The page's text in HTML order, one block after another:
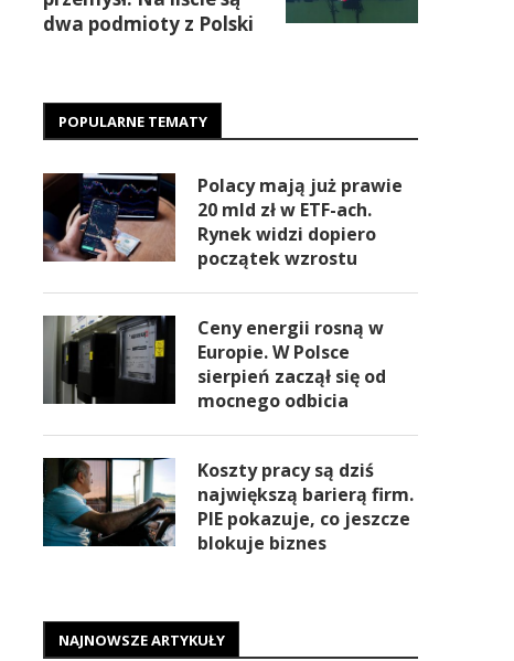
dwa podmioty z Polski
POPULARNE TEMATY
Polacy mają już prawie
20 mld zł w ETF-ach.
Rynek widzi dopiero
początek wzrostu
Ceny energii rosną w
Europie. W Polsce
sierpień zaczął się od
mocnego odbicia
Koszty pracy są dziś
największą barierą firm.
PIE pokazuje, co jeszcze
blokuje biznes
NAJNOWSZE ARTYKUŁY